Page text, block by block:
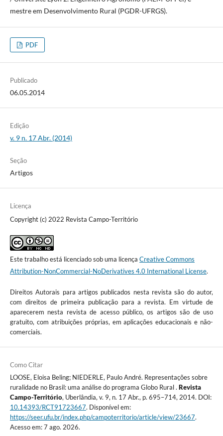
mestre em Desenvolvimento Rural (PGDR-UFRGS).
PDF
Publicado
06.05.2014
Edição
v. 9 n. 17 Abr. (2014)
Seção
Artigos
Licença
Copyright (c) 2022 Revista Campo-Território
Este trabalho está licenciado sob uma licença Creative Commons
Attribution-NonCommercial-NoDerivatives 4.0 International License.
Direitos Autorais para artigos publicados nesta revista são do autor,
com direitos de primeira publicação para a revista. Em virtude de
aparecerem nesta revista de acesso público, os artigos são de uso
gratuito, com atribuições próprias, em aplicações educacionais e não-
comerciais.
Como Citar
LOOSE, Eloisa Beling; NIEDERLE, Paulo André. Representações sobre
ruralidade no Brasil: uma análise do programa Globo Rural . Revista
Campo-Território, Uberlândia, v. 9, n. 17 Abr., p. 695–714, 2014. DOI:
10.14393/RCT91723667. Disponível em:
https://seer.ufu.br/index.php/campoterritorio/article/view/23667.
Acesso em: 7 ago. 2026.